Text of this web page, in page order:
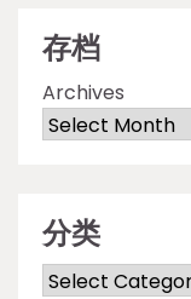
存档
Archives
分类
Categories